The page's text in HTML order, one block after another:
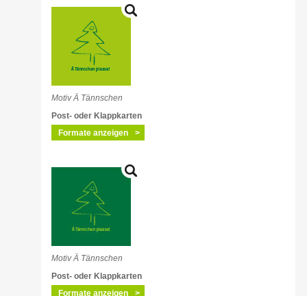
Motiv Ä Tännschen
Post- oder Klappkarten
Formate anzeigen
Motiv Ä Tännschen
Post- oder Klappkarten
Formate anzeigen